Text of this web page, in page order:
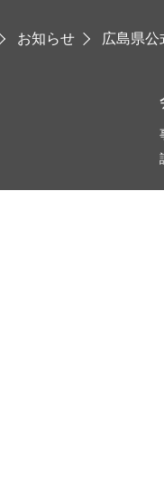
お知らせ 広島県